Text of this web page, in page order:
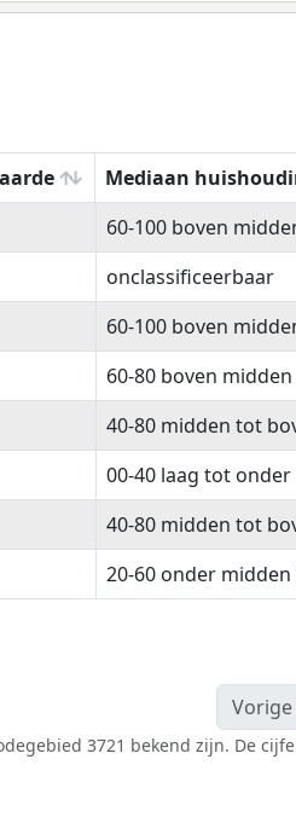
Mediaan
Mediaan
60-100 boven
onclassificeerbaar
60-100 boven
60-80 boven midden
40-80 midden tot
00-40 laag tot
40-80 midden tot
20-60 onder
Vorige
3721 bekend zijn. De